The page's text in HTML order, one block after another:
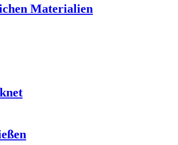
Materialien